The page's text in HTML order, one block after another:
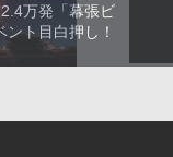
万発「幕張ビ
ト目白押し！